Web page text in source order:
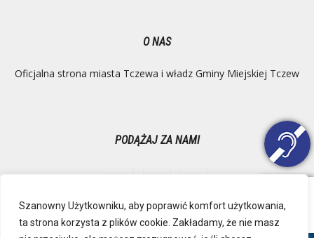
Szanowny Użytkowniku, aby poprawić komfort użytkowania,
ta strona korzysta z plików cookie. Zakładamy, że nie masz
O NAS
Oficjalna strona miasta Tczewa i władz Gminy Miejskiej Tczew
PODĄŻAJ ZA NAMI
Ochrona danych osobowych Inspektor Danych Osobowych